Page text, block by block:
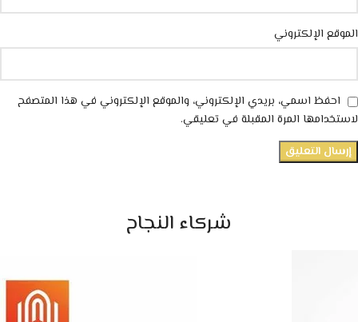
الموقع الإلكتروني
احفظ اسمي، بريدي الإلكتروني، والموقع الإلكتروني في هذا المتصفح
لاستخدامها المرة المقبلة في تعليقي.
شركاء النجاح